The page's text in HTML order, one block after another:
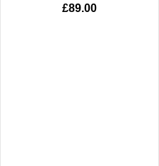
£89.00